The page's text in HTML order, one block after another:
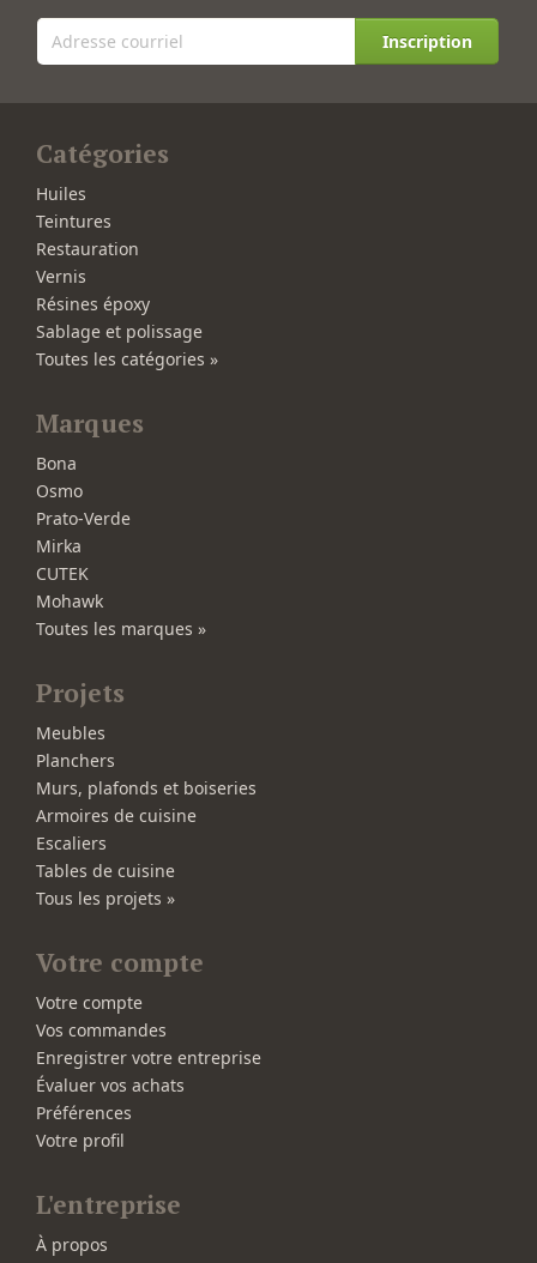
Inscription
Catégories
Huiles
Teintures
Restauration
Vernis
Résines époxy
Sablage et polissage
Toutes les catégories »
Marques
Bona
Osmo
Prato-Verde
Mirka
CUTEK
Mohawk
Toutes les marques »
Projets
Meubles
Planchers
Murs, plafonds et boiseries
Armoires de cuisine
Escaliers
Tables de cuisine
Tous les projets »
Votre compte
Votre compte
Vos commandes
Enregistrer votre entreprise
Évaluer vos achats
Préférences
Votre profil
L'entreprise
À propos